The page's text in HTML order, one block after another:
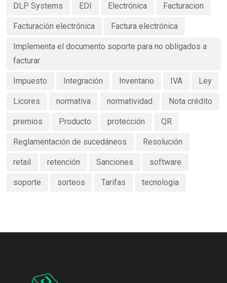
DLP Systems EDI Electrónica Facturacion
Facturación electrónica Factura electrónica
Implementa el documento soporte para no obligados a
facturar
Impuesto Integración Inventario IVA Ley
Licores normativa normatividad Nota crédito
premios Producto protección QR
Reglamentación de sucedáneos Resolución
retail retención Sanciones software
soporte sorteos Tarifas tecnologia